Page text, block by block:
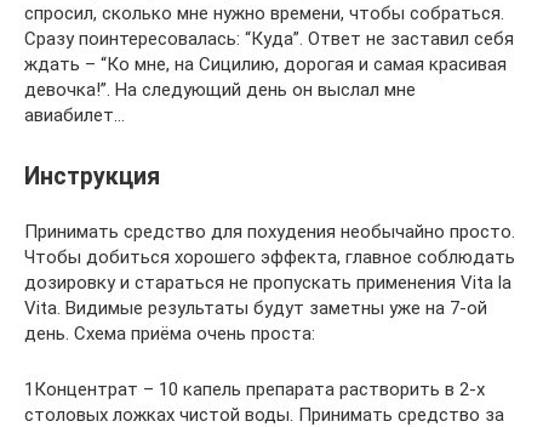
спросил, сколько мне нужно времени, чтобы собраться.
Сразу поинтересовалась: “Куда”. Ответ не заставил себя
ждать – “Ко мне, на Сицилию, дорогая и самая красивая
девочка!”. На следующий день он выслал мне
авиабилет…
Инструкция
Принимать средство для похудения необычайно просто.
Чтобы добиться хорошего эффекта, главное соблюдать
дозировку и стараться не пропускать применения Vita la
Vita. Видимые результаты будут заметны уже на 7-ой
день. Схема приёма очень проста:
1Концентрат – 10 капель препарата растворить в 2-х
столовых ложках чистой воды. Принимать средство за